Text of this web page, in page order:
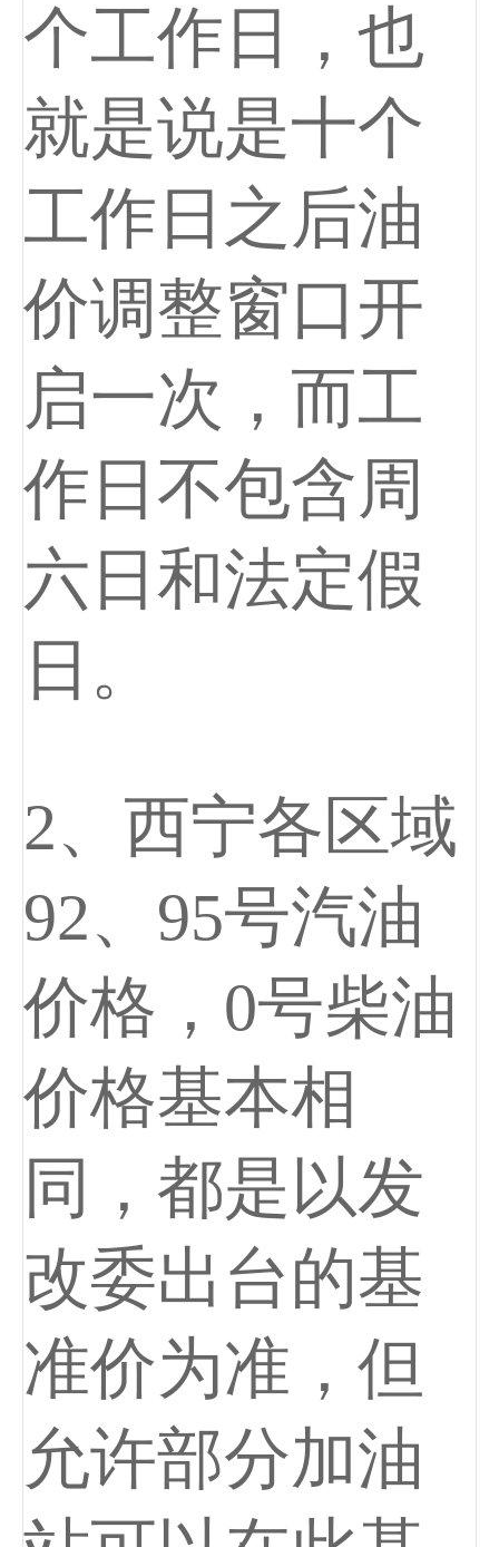
个工作日，也
就是说是十个
工作日之后油
价调整窗口开
启一次，而工
作日不包含周
六日和法定假
日。
2、西宁各区域
92、95号汽油
价格，0号柴油
价格基本相
同，都是以发
改委出台的基
准价为准，但
允许部分加油